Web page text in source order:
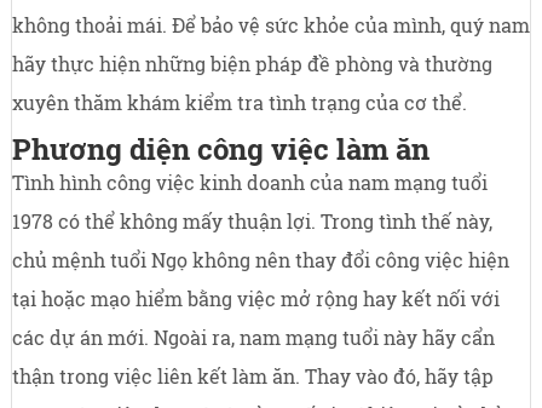
không thoải mái. Để bảo vệ sức khỏe của mình, quý nam
hãy thực hiện những biện pháp đề phòng và thường
xuyên thăm khám kiểm tra tình trạng của cơ thể.
Phương diện công việc làm ăn
Tình hình công việc kinh doanh của nam mạng tuổi
1978 có thể không mấy thuận lợi. Trong tình thế này,
chủ mệnh tuổi Ngọ không nên thay đổi công việc hiện
tại hoặc mạo hiểm bằng việc mở rộng hay kết nối với
các dự án mới. Ngoài ra, nam mạng tuổi này hãy cẩn
thận trong việc liên kết làm ăn. Thay vào đó, hãy tập